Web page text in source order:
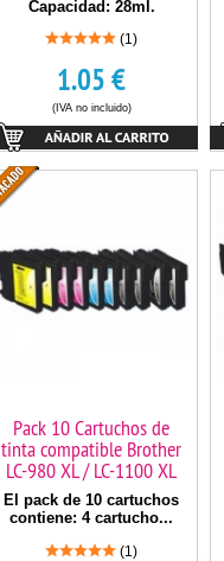
Capacidad: 28ml.
(1)
1.05€
(IVA no incluido)
Pack 10 Cartuchos de
tinta compatible Brother
LC-980 XL / LC-1100 XL
El pack de 10 cartuchos
contiene: 4 cartucho...
(1)